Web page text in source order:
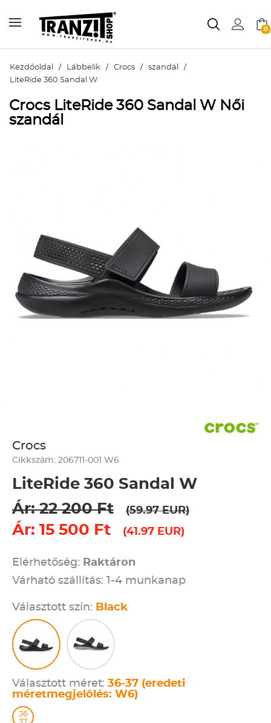
0
Kezdőoldal / Lábbelik / Crocs / szandál /
LiteRide 360 Sandal W
Crocs LiteRide 360 Sandal W Női
szandál
Crocs
Cikkszám: 206711-001 W6
LiteRide 360 Sandal W
Ár: 22 200 Ft
(59.97 EUR)
Ár: 15 500 Ft (41.97 EUR)
Elérhetőség: Raktáron
Várható szállítás: 1-4 munkanap
Választott szín: Black
Választott méret: 36-37 (eredeti
méretmegjelölés: W6)
36